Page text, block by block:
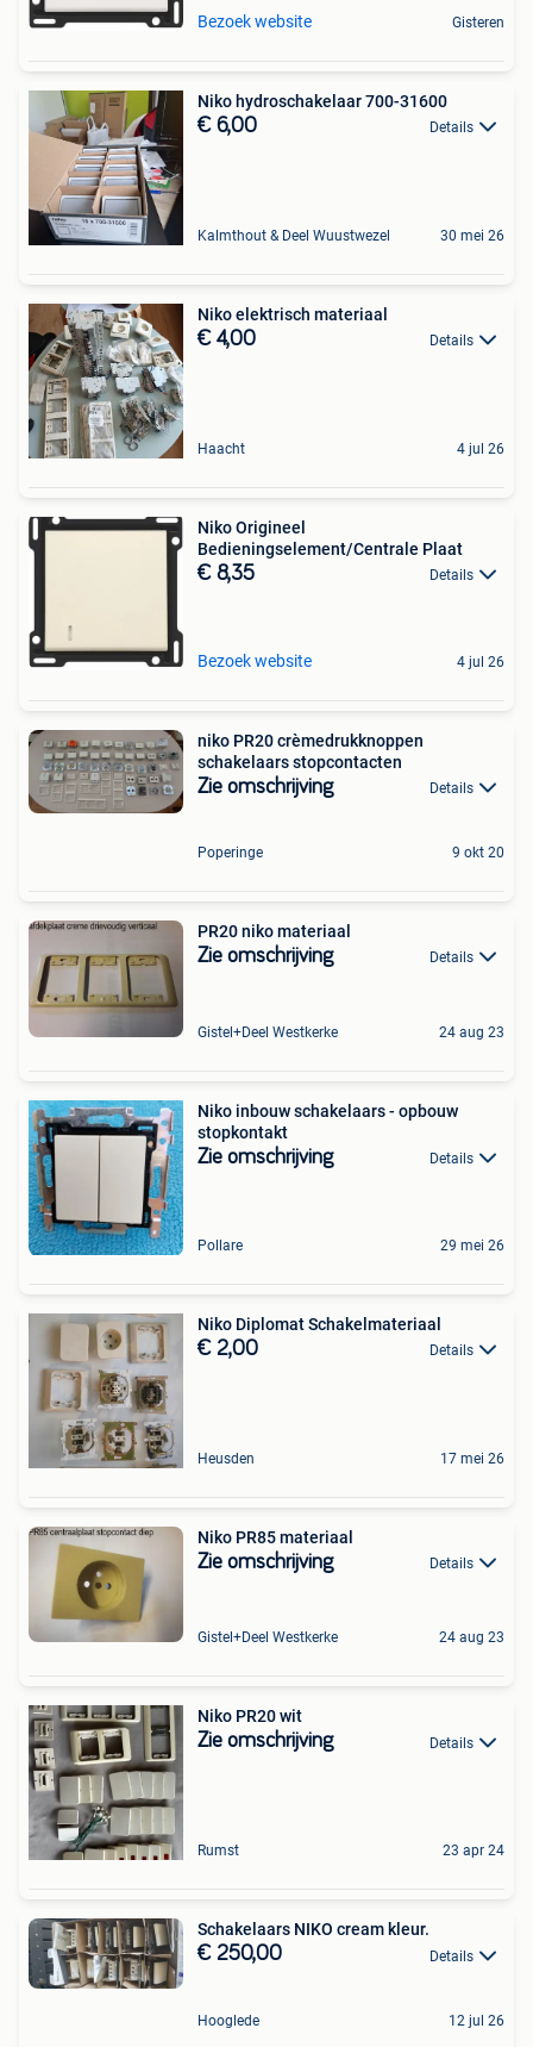
Bezoek website Gisteren
Niko hydroschakelaar 700-31600
€ 6,00 Details
Kalmthout & Deel Wuustwezel 30 mei 26
Niko elektrisch materiaal
€ 4,00 Details
Haacht 4 jul 26
Niko Origineel
Bedieningselement/Centrale Plaat
€ 8,35 Details
Bezoek website 4 jul 26
niko PR20 crèmedrukknoppen
schakelaars stopcontacten
Zie omschrijving Details
Poperinge 9 okt 20
PR20 niko materiaal
Zie omschrijving Details
Gistel+Deel Westkerke 24 aug 23
Niko inbouw schakelaars - opbouw
stopkontakt
Zie omschrijving Details
Pollare 29 mei 26
Niko Diplomat Schakelmateriaal
€ 2,00 Details
Heusden 17 mei 26
Niko PR85 materiaal
Zie omschrijving Details
Gistel+Deel Westkerke 24 aug 23
Niko PR20 wit
Zie omschrijving Details
Rumst 23 apr 24
Schakelaars NIKO cream kleur.
€ 250,00 Details
Hooglede 12 jul 26